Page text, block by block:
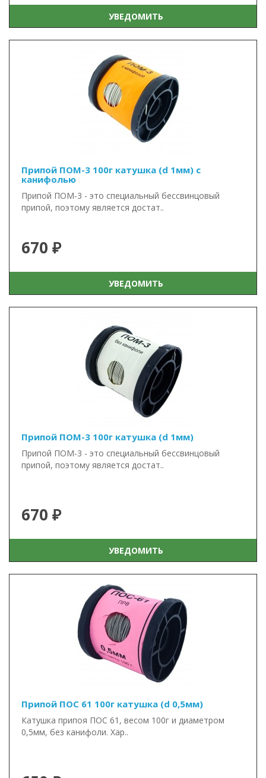
УВЕДОМИТЬ
Припой ПОМ-3 100г катушка (d 1мм) с
канифолью
Припой ПОМ-3 - это специальный бессвинцовый
припой, поэтому является достат..
670 ₽
УВЕДОМИТЬ
Припой ПОМ-3 100г катушка (d 1мм)
Припой ПОМ-3 - это специальный бессвинцовый
припой, поэтому является достат..
670 ₽
УВЕДОМИТЬ
Припой ПОС 61 100г катушка (d 0,5мм)
Катушка припоя ПОС 61, весом 100г и диаметром
0,5мм, без канифоли. Хар..